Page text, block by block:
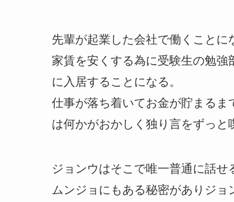
先輩が起業した会社で働くこと
家賃を安くする為に受験生の勉
に入居することになる。
仕事が落ち着いてお金が貯まる
は何かがおかしく独り言をずっと
ジョンウはそこで唯一普通に話
ムンジョにもある秘密がありジ